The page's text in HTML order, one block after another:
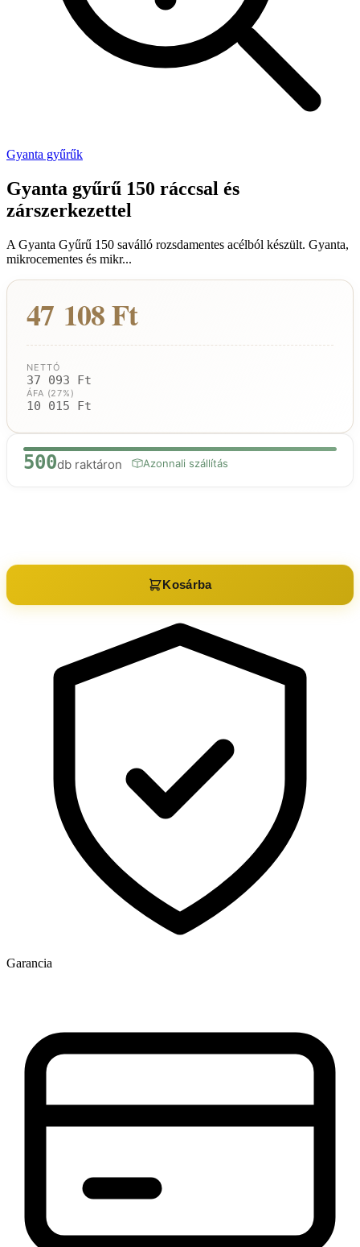
Gyanta gyűrűk
Gyanta gyűrű 150 ráccsal és
zárszerkezettel
A Gyanta Gyűrű 150 saválló rozsdamentes acélból készült. Gyanta,
mikrocementes és mikr...
47 108 Ft
NETTÓ
37 093 Ft
ÁFA (27%)
10 015 Ft
500db raktáron Azonnali szállítás
Kosárba
Garancia